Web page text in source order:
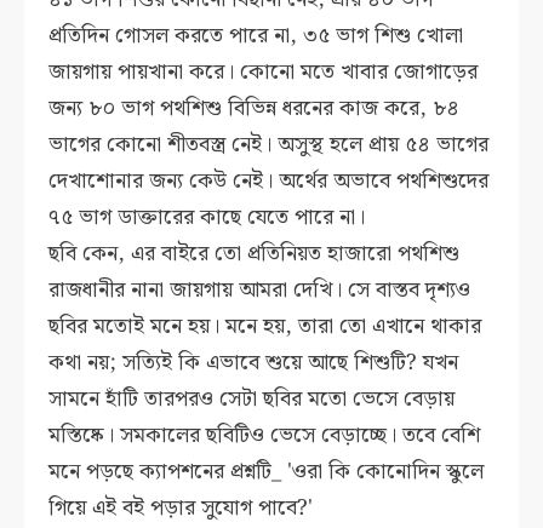
প্রতিদিন গোসল করতে পারে না, ৩৫ ভাগ শিশু খোলা
জায়গায় পায়খানা করে। কোনো মতে খাবার জোগাড়ের
জন্য ৮০ ভাগ পথশিশু বিভিন্ন ধরনের কাজ করে, ৮৪
ভাগের কোনো শীতবস্ত্র নেই। অসুস্থ হলে প্রায় ৫৪ ভাগের
দেখাশোনার জন্য কেউ নেই। অর্থের অভাবে পথশিশুদের
৭৫ ভাগ ডাক্তারের কাছে যেতে পারে না।
ছবি কেন, এর বাইরে তো প্রতিনিয়ত হাজারো পথশিশু
রাজধানীর নানা জায়গায় আমরা দেখি। সে বাস্তব দৃশ্যও
ছবির মতোই মনে হয়। মনে হয়, তারা তো এখানে থাকার
কথা নয়; সত্যিই কি এভাবে শুয়ে আছে শিশুটি? যখন
সামনে হাঁটি তারপরও সেটা ছবির মতো ভেসে বেড়ায়
মস্তিষ্কে। সমকালের ছবিটিও ভেসে বেড়াচ্ছে। তবে বেশি
মনে পড়ছে ক্যাপশনের প্রশ্নটি_ 'ওরা কি কোনোদিন স্কুলে
গিয়ে এই বই পড়ার সুযোগ পাবে?'